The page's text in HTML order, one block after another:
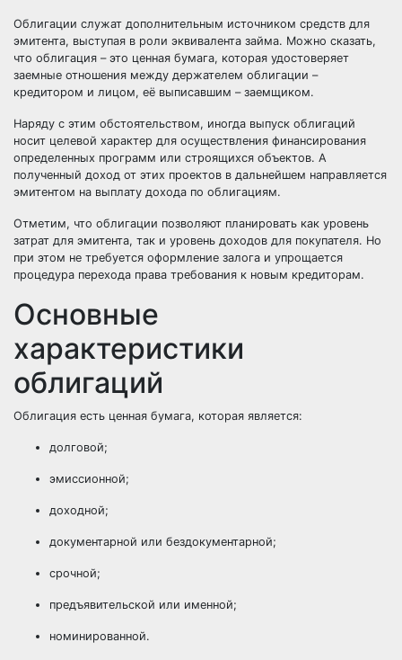
Облигации служат дополнительным источником средств для
эмитента, выступая в роли эквивалента займа. Можно сказать,
что облигация – это ценная бумага, которая удостоверяет
заемные отношения между держателем облигации –
кредитором и лицом, её выписавшим – заемщиком.
Наряду с этим обстоятельством, иногда выпуск облигаций
носит целевой характер для осуществления финансирования
определенных программ или строящихся объектов. А
полученный доход от этих проектов в дальнейшем направляется
эмитентом на выплату дохода по облигациям.
Отметим, что облигации позволяют планировать как уровень
затрат для эмитента, так и уровень доходов для покупателя. Но
при этом не требуется оформление залога и упрощается
процедура перехода права требования к новым кредиторам.
Основные
характеристики
облигаций
Облигация есть ценная бумага, которая является:
долговой;
эмиссионной;
доходной;
документарной или бездокументарной;
срочной;
предъявительской или именной;
номинированной.